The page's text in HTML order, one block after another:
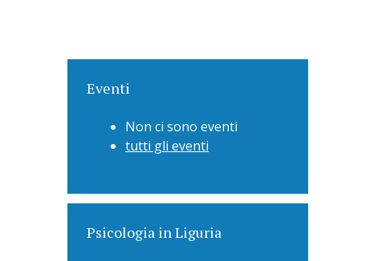
Eventi
Non ci sono eventi
tutti gli eventi
Psicologia in Liguria